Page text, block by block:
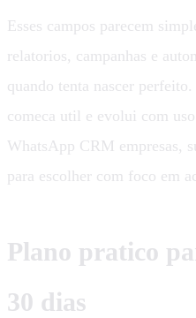
Esses campos parecem
relatorios, campanhas e
quando tenta nascer
comeca util e evolui com
WhatsApp CRM empresas,
para escolher com foco em
Plano pratico
30 dias